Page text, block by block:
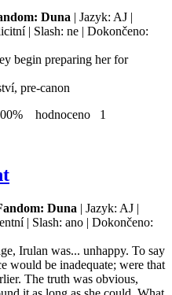
Duna | Jazyk: AJ |
| Slash: ne | Dokončeno:
begin preparing her for
pre-canon
hodnoceno 1
Duna | Jazyk: AJ |
| Slash: ano | Dokončeno:
Irulan was... unhappy. To say
would be inadequate; were that
The truth was obvious,